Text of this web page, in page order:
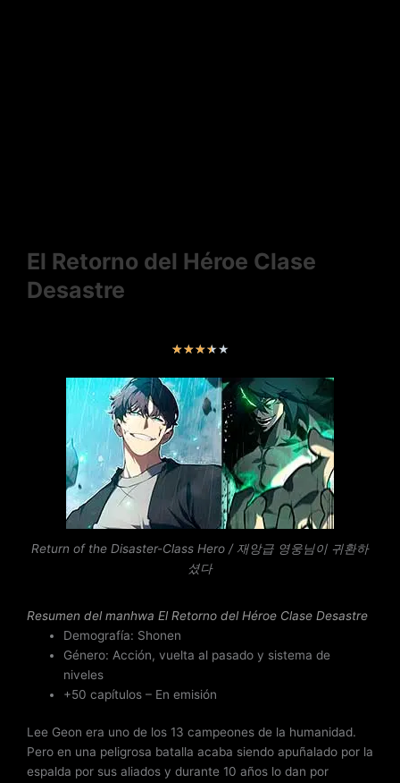
El Retorno del Héroe Clase
Desastre
★★★★★V
l
o
d
o
c
o
n
d
5
Return of the Disaster-Class Hero / 재앙급 영웅님이 귀환하
셨다
Resumen del manhwa El Retorno del Héroe Clase Desastre
Demografía: Shonen
Género: Acción, vuelta al pasado y sistema de
niveles
+50 capítulos – En emisión
Lee Geon era uno de los 13 campeones de la humanidad.
Pero en una peligrosa batalla acaba siendo apuñalado por la
espalda por sus aliados y durante 10 años lo dan por